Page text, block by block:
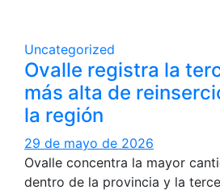
Uncategorized
Ovalle registra la
más alta de
la región
29 de mayo de 2026
Ovalle concentra la mayor
dentro de la provincia y la